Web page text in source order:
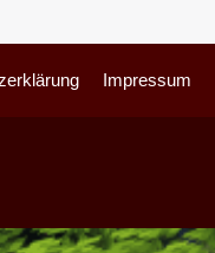
Impressum